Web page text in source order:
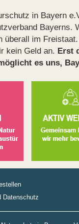
in Bayern
Bayerns.
überall im
kein Geld an. Erst
es uns,
Datenschutz